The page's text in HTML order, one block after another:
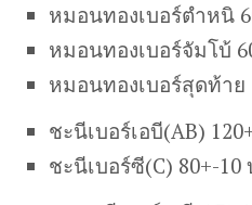
หมอนทองเบอร์ตำหนิ
หมอนทองเบอร์จัมโบ้
หมอนทองเบอร์สุดท้าย
ชะนีเบอร์เอบี(AB)
ชะนีเบอร์ซี(C) 80+-